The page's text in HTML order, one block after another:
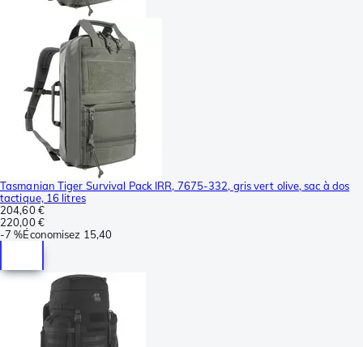
Tasmanian Tiger Survival Pack IRR, 7675-332, gris vert olive, sac à dos
tactique, 16 litres
204,60 €
220,00 €
-7 %Économisez 15,40